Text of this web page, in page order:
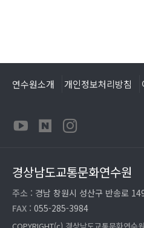
연수원소개 개인정보처리방침
경상남도교통문화연수원
주소 : 경남 창원시 성산구 반송로
FAX : 055-285-3984